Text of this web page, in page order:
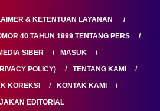
& KETENTUAN LAYANAN
40 TAHUN 1999 TENTANG PERS
SIBER
MASUK
POLICY)
TENTANG KAMI
KOREKSI
KONTAK KAMI
EDITORIAL